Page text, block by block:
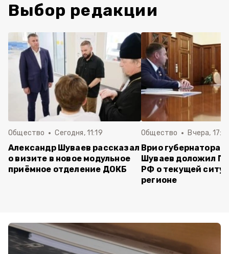
Выбор редакции
Общество Сегодня, 11:19
Александр Шуваев рассказал
о визите в новое модульное
приёмное отделение ДОКБ
Общество Вчера,
Врио губернатора
Шуваев доложил
РФ о текущей
регионе